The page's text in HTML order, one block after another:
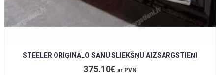
STEELER ORIĢINĀLO SĀNU SLIEKŠŅU AIZSARGSTIEŅI
375.10€ ar PVN